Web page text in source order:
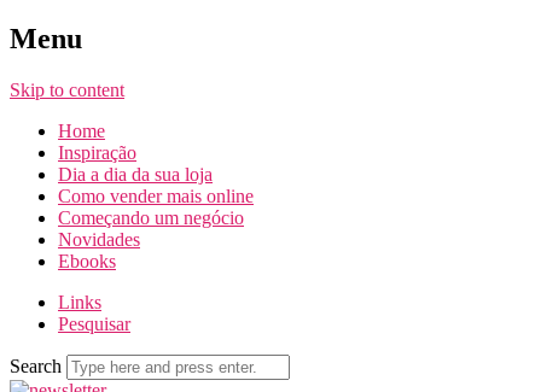
Menu
Skip to content
Home
Inspiração
Dia a dia da sua loja
Como vender mais online
Começando um negócio
Novidades
Ebooks
Links
Pesquisar
Search